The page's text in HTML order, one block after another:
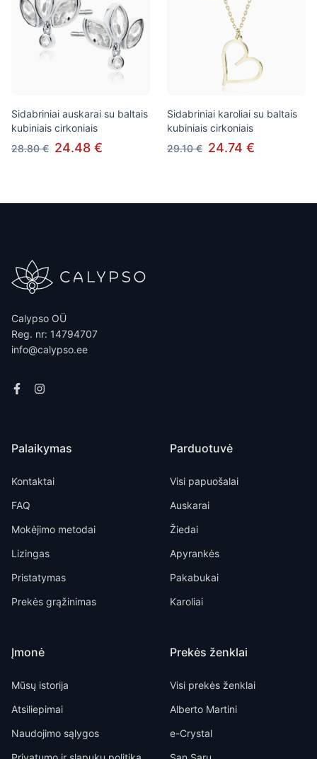
Sidabriniai auskarai su baltais
kubiniais cirkoniais
28.80 € 24.48 €
Sidabriniai karoliai su baltais
kubiniais cirkoniais
29.10 € 24.74 €
Calypso OÜ
Reg. nr: 14794707
info@calypso.ee
Palaikymas
Kontaktai
FAQ
Mokėjimo metodai
Lizingas
Pristatymas
Prekės grąžinimas
Įmonė
Mūsų istorija
Atsiliepimai
Naudojimo sąlygos
Parduotuvė
Visi papuošalai
Auskarai
Žiedai
Apyrankės
Pakabukai
Karoliai
Prekės ženklai
Visi prekės ženklai
Alberto Martini
e-Crystal